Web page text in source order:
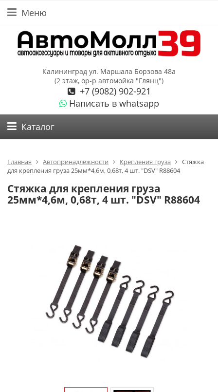
Меню
Калининград ул. Маршала Борзова 48а
(2 этаж, ор-р автомойка "Глянц")
+7 (9082) 902-921
Написать в whatsapp
Каталог
Главная Автопринадлежности Крепления груза
Стяжка
для крепления груза 25мм*4,6м, 0,68т, 4 шт. "DSV" R88604
Стяжка для крепления груза
25мм*4,6м, 0,68т, 4 шт. "DSV" R88604